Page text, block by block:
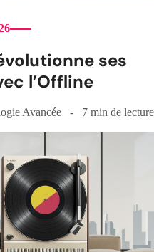
ses
l’Offline
Avancée 7 min de lecture